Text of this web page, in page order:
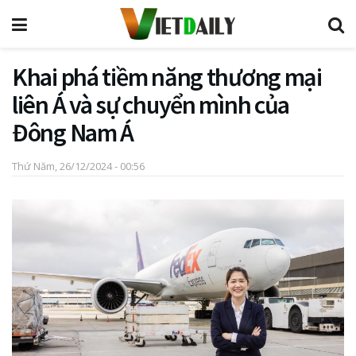
Khai phá tiềm năng thương mại
liên Á và sự chuyển mình của
Đông Nam Á
Thứ Năm, 26/12/2024 - 00:56